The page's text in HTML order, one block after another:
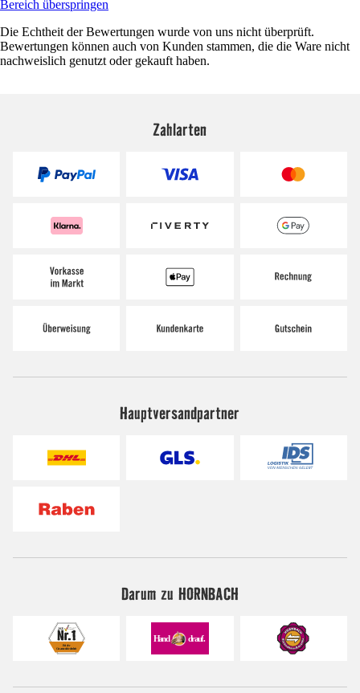
Bereich überspringen
Die Echtheit der Bewertungen wurde von uns nicht überprüft.
Bewertungen können auch von Kunden stammen, die die Ware nicht
nachweislich genutzt oder gekauft haben.
Zahlarten
Hauptversandpartner
Darum zu HORNBACH